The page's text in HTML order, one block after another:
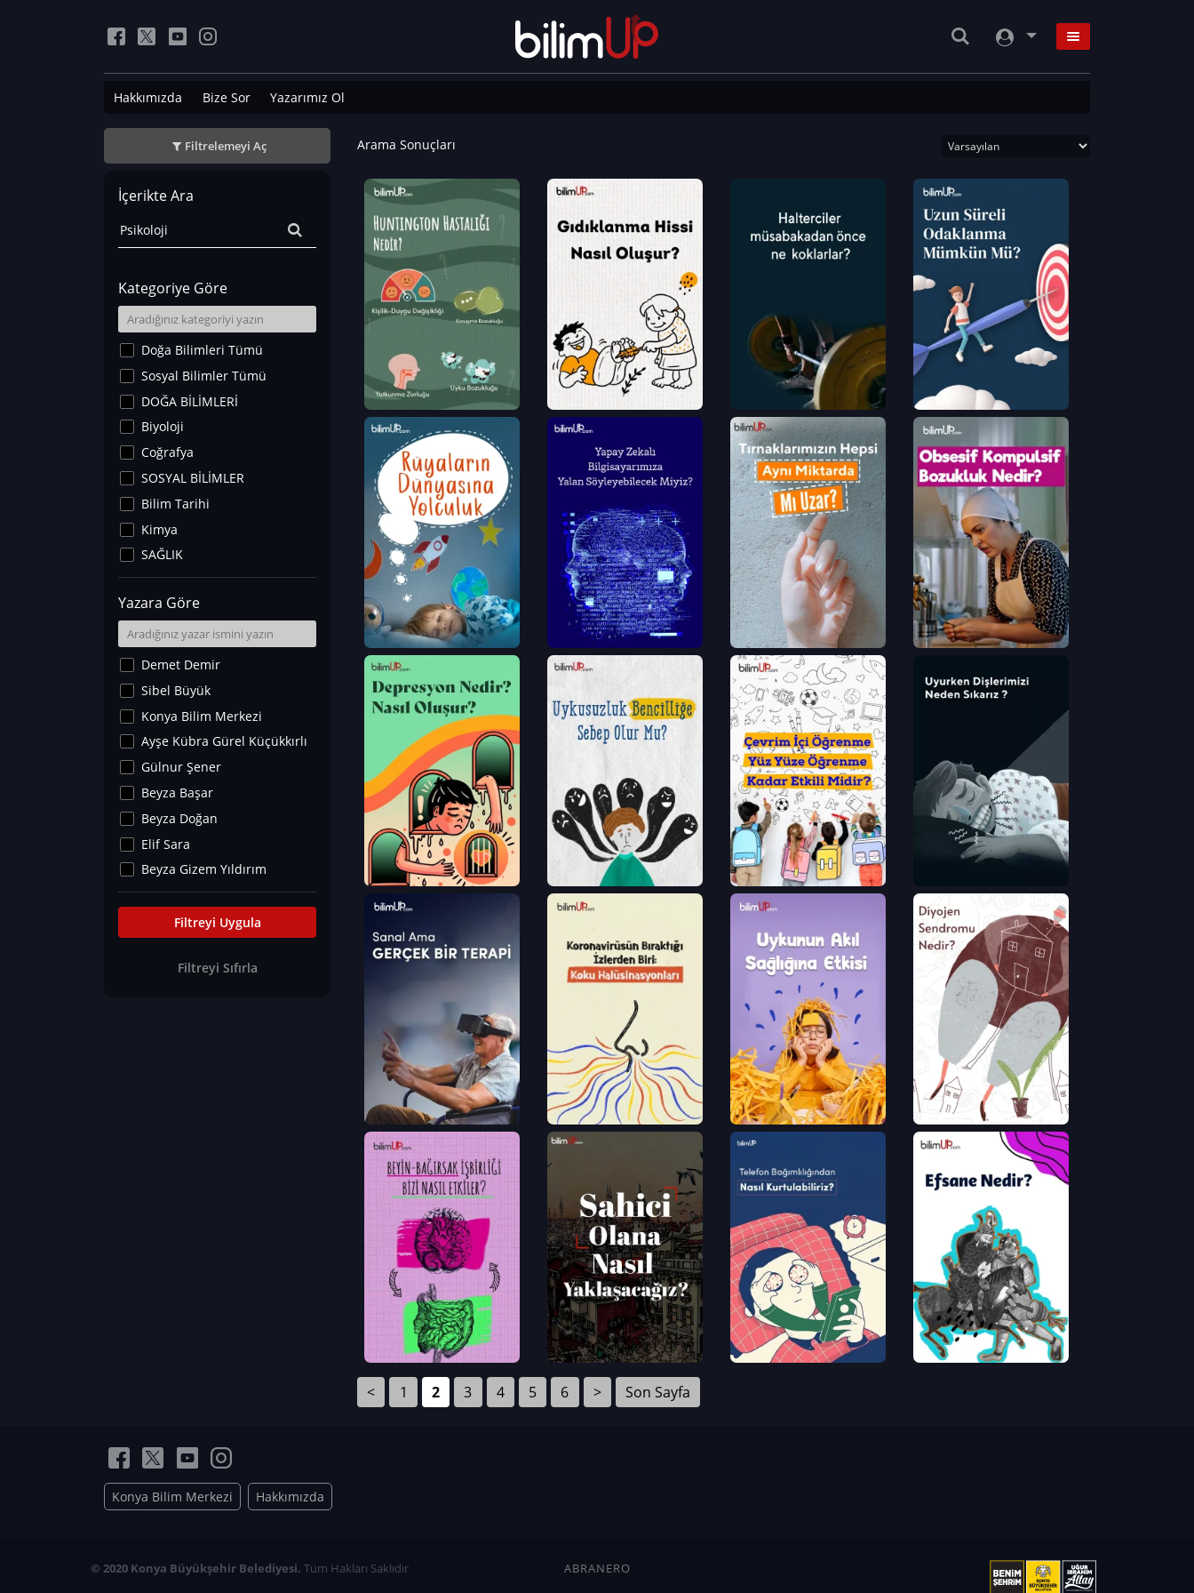
Hakkımızda Bize Sor Yazarımız Ol
Filtrelemeyi Aç
İçerikte Ara
Kategoriye Göre
Doğa Bilimleri Tümü
Sosyal Bilimler Tümü
DOĞA BİLİMLERİ
Biyoloji
Coğrafya
SOSYAL BİLİMLER
Bilim Tarihi
Kimya
SAĞLIK
Sanat Tarihi
Fizik
Yer Bilimleri
Astronomi ve Uzay
Noroloji
Matematik
Teknoloji
İklim Değişikliği
Arkeoloji
Kültür&Sanat
Yaşam Tavsiyeleri
Merakoloji
Eğitim Bilimleri
Yazara Göre
Demet Demir
Sibel Büyük
Konya Bilim Merkezi
Ayşe Kübra Gürel Küçükkırlı
Gülnur Şener
Beyza Başar
Beyza Doğan
Elif Sara
Beyza Gizem Yıldırım
İlknur İyigökler
Büşra Elif Kıvrak
Can TORUN
Filtreyi Uygula
Filtreyi Sıfırla
Arama Sonuçları
< 1 2 3 4 5 6 > Son Sayfa
Konya Bilim Merkezi Hakkımızda
© 2020 Konya Büyükşehir Belediyesi. Tüm Hakları Saklıdır ABRANERO